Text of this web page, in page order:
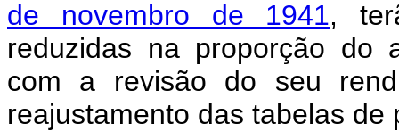
de novembro de 1941,
reduzidas na proporção do
com a revisão do seu
reajustamento das tabelas